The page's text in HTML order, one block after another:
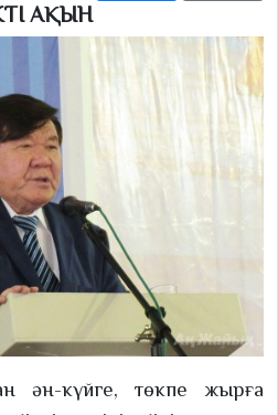
АҚЫН
ән-күйге, төкпе жырға